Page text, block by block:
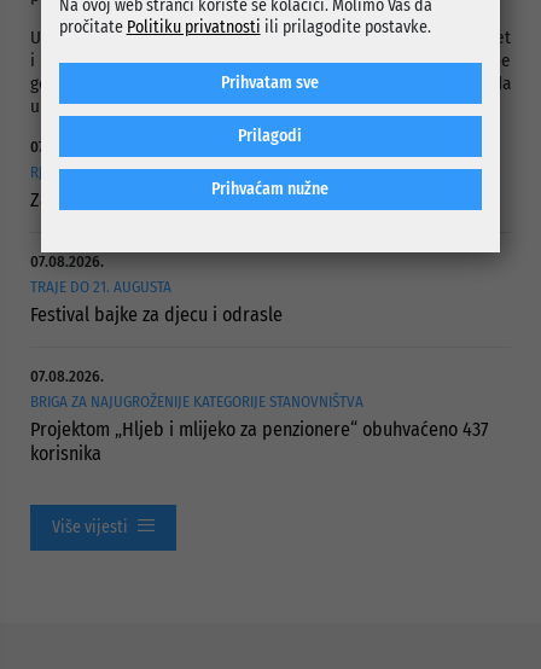
U roku od 15 dana predstavnici Slovenskog instituta za kvalitet
i mjeriteljstvo će Općini Centar dostaviti izvještaj sa eksterne
godišnje provjere funkcionisanja i unapređivanja standarda
upravljanja kvalitetom i okolišem.
07.08.2026.
RJEŠAVANJE DUGOGODIŠNJEG PROBLEMA PUTNE POVEZANOSTI
Započelo asfaltiranje Ulice Vranica Brijeg
07.08.2026.
TRAJE DO 21. AUGUSTA
Festival bajke za djecu i odrasle
07.08.2026.
BRIGA ZA NAJUGROŽENIJE KATEGORIJE STANOVNIŠTVA
Projektom „Hljeb i mlijeko za penzionere“ obuhvaćeno 437
korisnika
Više vijesti
Na ovoj web stranci koriste se kolačići. Molimo Vas da
pročitate Politiku privatnosti ili prilagodite postavke.
Prihvaćam nužne
Prilagodi
Prihvatam sve